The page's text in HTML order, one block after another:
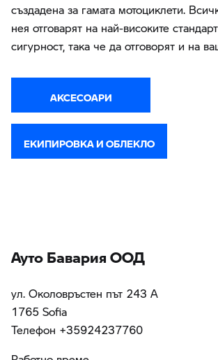
създадена за гамата мотоциклети.
нея отговарят на най-високите
сигурност, така че да отговорят и на
АКСЕСОАРИ
ЕКИПИРОВКА И ОБЛЕКЛО
Ауто Бавария ООД
ул. Околовръстен път 243 А
1765 Sofia
Teлефон +35924237760